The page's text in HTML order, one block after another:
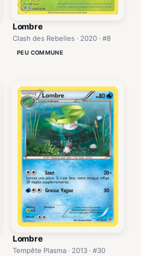
Lombre
Clash des Rebelles · 2020 · #8
PEU COMMUNE
Lombre
Tempête Plasma · 2013 · #30